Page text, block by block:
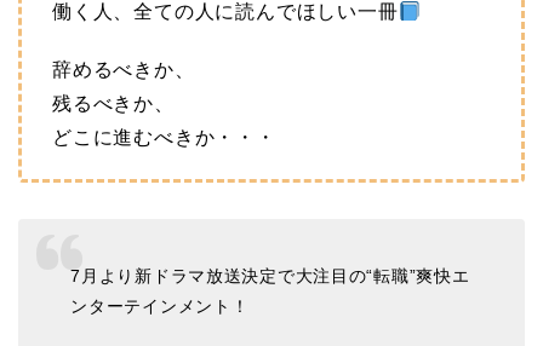
働く人、全ての人に読んでほしい一冊
辞めるべきか、
残るべきか、
どこに進むべきか・・・
7月より新ドラマ放送決定で大注目の“転職”爽快エ
ンターテインメント！